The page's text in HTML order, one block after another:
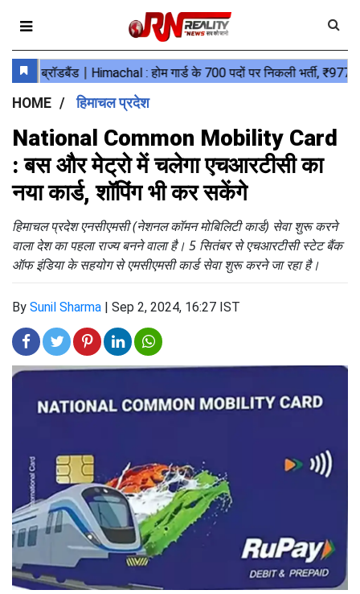
HOME हिमाचल प्रदेश
National Common Mobility Card
: बस और मेट्रो में चलेगा एचआरटीसी का
नया कार्ड, शॉपिंग भी कर सकेंगे
हिमाचल प्रदेश एनसीएमसी (नेशनल कॉमन मोबिलिटी कार्ड) सेवा शुरू करने
वाला देश का पहला राज्य बनने वाला है। 5 सितंबर से एचआरटीसी स्टेट बैंक
ऑफ इंडिया के सहयोग से एमसीएमसी कार्ड सेवा शुरू करने जा रहा है।
By Sunil Sharma | Sep 2, 2024, 16:27 IST